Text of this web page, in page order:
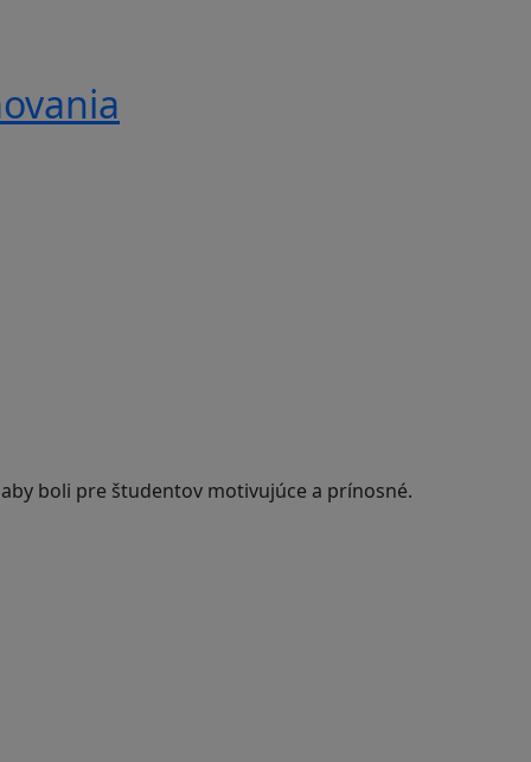
boli pre študentov motivujúce a prínosné.